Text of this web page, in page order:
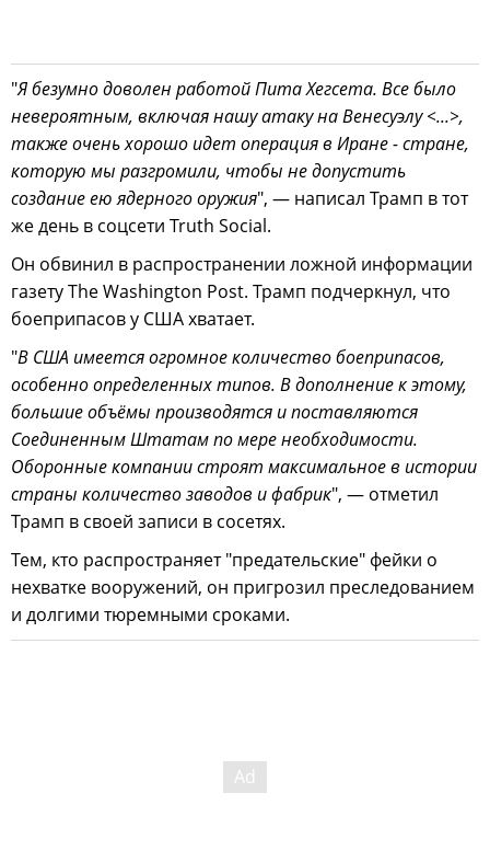
"Я безумно доволен работой Пита Хегсета. Все было
невероятным, включая нашу атаку на Венесуэлу <...>,
также очень хорошо идет операция в Иране - стране,
которую мы разгромили, чтобы не допустить
создание ею ядерного оружия", — написал Трамп в тот
же день в соцсети Truth Social.
Он обвинил в распространении ложной информации
газету The Washington Post. Трамп подчеркнул, что
боеприпасов у США хватает.
"В США имеется огромное количество боеприпасов,
особенно определенных типов. В дополнение к этому,
большие объёмы производятся и поставляются
Соединенным Штатам по мере необходимости.
Оборонные компании строят максимальное в истории
страны количество заводов и фабрик", — отметил
Трамп в своей записи в сосетях.
Тем, кто распространяет "предательские" фейки о
нехватке вооружений, он пригрозил преследованием
и долгими тюремными сроками.